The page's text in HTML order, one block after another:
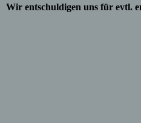
Wir entschuldigen uns für evtl.